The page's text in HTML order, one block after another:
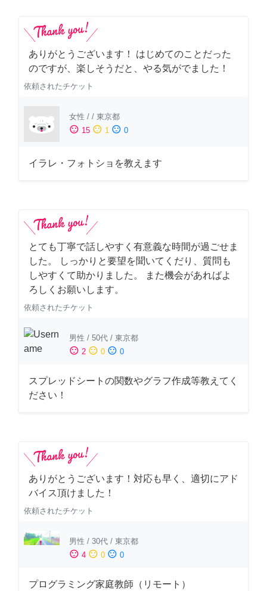
ありがとうございます！ はじめてのことだった
のですが、楽しそうだと、やる気がでました！
依頼されたチケット
女性 / / 東京都
sentiment_satisfied 15 sentiment_neutral 1 sentiment_dissatisfied 0
イラレ・フォトショを教えます
とても丁寧で話しやすく有意義な時間が過ごせま
した。 しっかりと要望を聞いてくだり、質問も
しやすくて助かりました。 また機会があればよ
ろしくお願いします。
依頼されたチケット
男性 / 50代 / 東京都
sentiment_satisfied 2 sentiment_neutral 0 sentiment_dissatisfied 0
スプレッドシートの関数やグラフ作成等教えてく
ださい！
ありがとうございます！対応も早く、適切にアド
バイス頂けました！
依頼されたチケット
男性 / 30代 / 東京都
sentiment_satisfied 4 sentiment_neutral 0 sentiment_dissatisfied 0
プログラミング家庭教師（リモート）